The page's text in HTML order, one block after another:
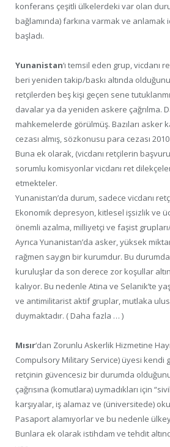
konferans çeşitli ülkelerdeki var olan
bağlamında) farkına varmak ve anlamak
başladı.
Yunanistan‘ı temsil eden grup, vicdanı
beri yeniden takip/baskı altında
retçilerden beş kişi geçen sene
davalar ya da yeniden askere çağrılma.
mahkemelerde görülmüş. Bazıları asker
cezası almış, sözkonusu para cezası
Buna ek olarak, (vicdanı retçilerin
sorumlu komisyonlar vicdanı ret
etmekteler.
Yunanistan’da durum, sadece vicdanı
Ekonomik depresyon, kitlesel işsizlik ve
önemli azalma, milliyetçi ve faşist
Ayrıca Yunanistan’da asker, yüksek
rağmen saygın bir kurumdur. Bu
kuruluşlar da son derece zor koşullar
kalıyor. Bu nedenle Atina ve Selanik’te
ve antimilitarist aktif gruplar, mutlaka
duymaktadır. ( Daha fazla … )
Mısır‘dan Zorunlu Askerlik Hizmetine
Compulsory Military Service) üyesi kendi
retçinin güvencesiz bir durumda
çağrısına (komutlara) uymadıkları için
karşıyalar, iş alamaz ve (üniversitede)
Pasaport alamıyorlar ve bu nedenle
Bunlara ek olarak istihdam ve tehdit